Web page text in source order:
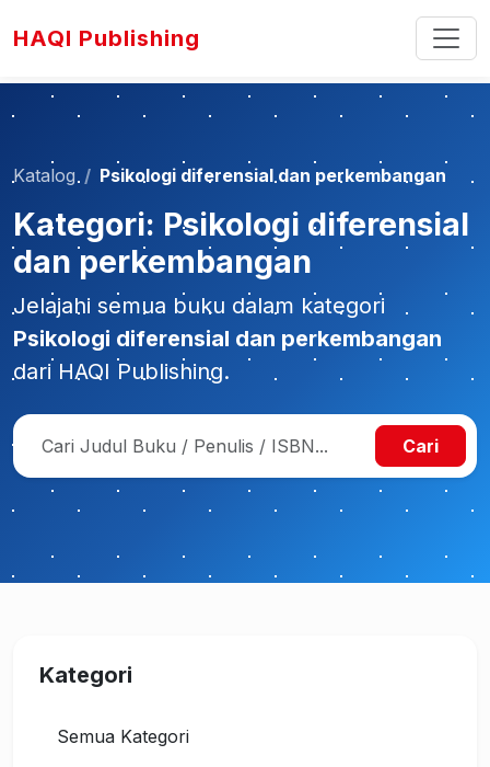
HAQI Publishing
Katalog Psikologi diferensial dan perkembangan
Kategori: Psikologi diferensial
dan perkembangan
Jelajahi semua buku dalam kategori
Psikologi diferensial dan perkembangan
dari HAQI Publishing.
Cari
Kategori
Semua Kategori